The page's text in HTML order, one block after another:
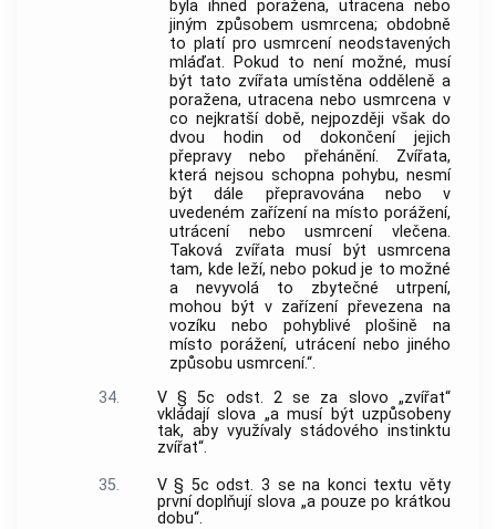
byla ihned poražena, utracena nebo
jiným způsobem usmrcena; obdobně
to platí pro usmrcení neodstavených
mláďat. Pokud to není možné, musí
být tato zvířata umístěna odděleně a
poražena, utracena nebo usmrcena v
co nejkratší době, nejpozději však do
dvou hodin od dokončení jejich
přepravy nebo přehánění. Zvířata,
která nejsou schopna pohybu, nesmí
být dále přepravována nebo v
uvedeném zařízení na místo porážení,
utrácení nebo usmrcení vlečena.
Taková zvířata musí být usmrcena
tam, kde leží, nebo pokud je to možné
a nevyvolá to zbytečné utrpení,
mohou být v zařízení převezena na
vozíku nebo pohyblivé plošině na
místo porážení, utrácení nebo jiného
způsobu usmrcení.“.
34.
V § 5c odst. 2 se za slovo „zvířat“
vkládají slova „a musí být uzpůsobeny
tak, aby využívaly stádového instinktu
zvířat“.
35.
V § 5c odst. 3 se na konci textu věty
první doplňují slova „a pouze po krátkou
dobu“.